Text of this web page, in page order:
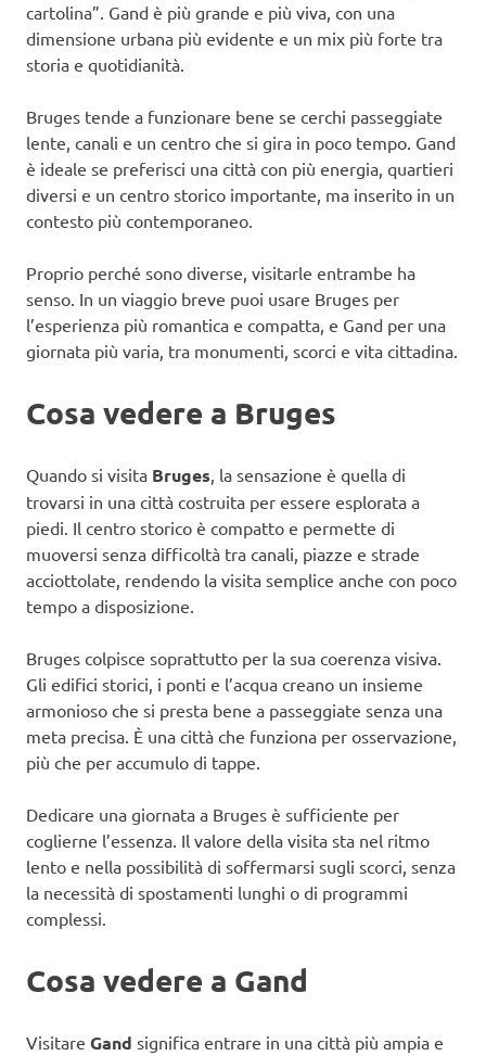
cartolina”. Gand è più grande e più viva, con una
dimensione urbana più evidente e un mix più forte tra
storia e quotidianità.
Bruges tende a funzionare bene se cerchi passeggiate
lente, canali e un centro che si gira in poco tempo. Gand
è ideale se preferisci una città con più energia, quartieri
diversi e un centro storico importante, ma inserito in un
contesto più contemporaneo.
Proprio perché sono diverse, visitarle entrambe ha
senso. In un viaggio breve puoi usare Bruges per
l’esperienza più romantica e compatta, e Gand per una
giornata più varia, tra monumenti, scorci e vita cittadina.
Cosa vedere a Bruges
Quando si visita Bruges, la sensazione è quella di
trovarsi in una città costruita per essere esplorata a
piedi. Il centro storico è compatto e permette di
muoversi senza difficoltà tra canali, piazze e strade
acciottolate, rendendo la visita semplice anche con poco
tempo a disposizione.
Bruges colpisce soprattutto per la sua coerenza visiva.
Gli edifici storici, i ponti e l’acqua creano un insieme
armonioso che si presta bene a passeggiate senza una
meta precisa. È una città che funziona per osservazione,
più che per accumulo di tappe.
Dedicare una giornata a Bruges è sufficiente per
coglierne l’essenza. Il valore della visita sta nel ritmo
lento e nella possibilità di soffermarsi sugli scorci, senza
la necessità di spostamenti lunghi o di programmi
complessi.
Cosa vedere a Gand
Visitare Gand significa entrare in una città più ampia e